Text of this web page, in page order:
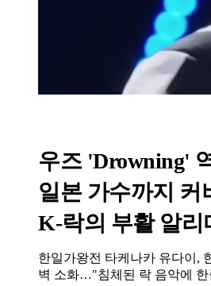
우즈 'Drowning'
일본 가수까지 커
K-락의 부활 알리
한일가왕전 타케나카 유다이,
벽 소화…"침체된 락 음악에 한